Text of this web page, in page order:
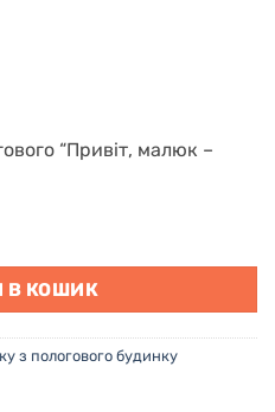
“Привіт, малюк –
"Привіт, малюк -
В КОШИК
з пологового будинку